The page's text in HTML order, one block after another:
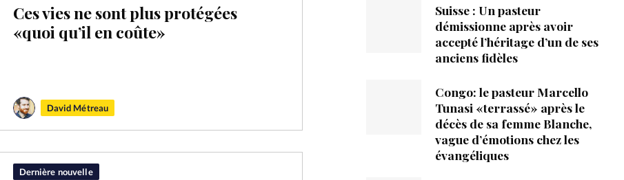
Monde
Nous contacter
Ces vies ne sont plus protégées
«quoi qu’il en coûte»
David Métreau
Dernière nouvelle
Suisse : Un pasteur
démissionne après avoir
accepté l’héritage d’un de ses
anciens fidèles
Congo: le pasteur Marcello
Tunasi «terrassé» après le
décès de sa femme Blanche,
vague d’émotions chez les
évangéliques